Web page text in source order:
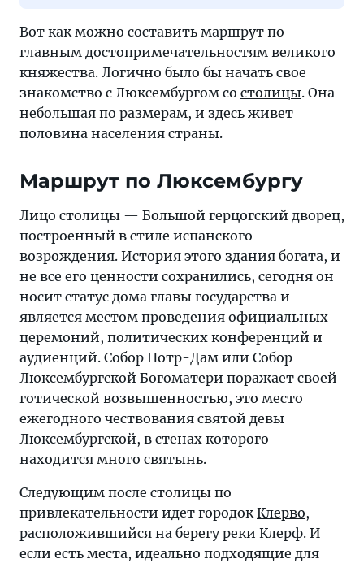
Вот как можно составить маршрут по
главным достопримечательностям великого
княжества. Логично было бы начать свое
знакомство с Люксембургом со столицы. Она
небольшая по размерам, и здесь живет
половина населения страны.
Маршрут по Люксембургу
Лицо столицы — Большой герцогский дворец,
построенный в стиле испанского
возрождения. История этого здания богата, и
не все его ценности сохранились, сегодня он
носит статус дома главы государства и
является местом проведения официальных
церемоний, политических конференций и
аудиенций. Собор Нотр-Дам или Собор
Люксембургской Богоматери поражает своей
готической возвышенностью, это место
ежегодного чествования святой девы
Люксембургской, в стенах которого
находится много святынь.
Следующим после столицы по
привлекательности идет городокКлерво,
расположившийся на берегу реки Клерф. И
если есть места, идеально подходящие для